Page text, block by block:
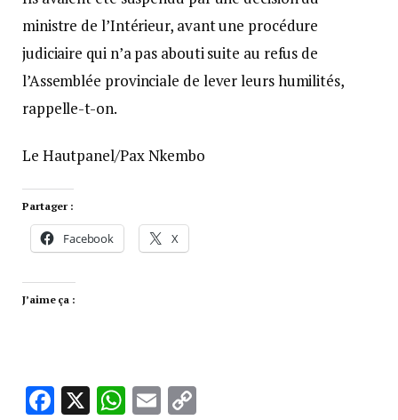
ministre de l’Intérieur, avant une procédure
judiciaire qui n’a pas abouti suite au refus de
l’Assemblée provinciale de lever leurs humilités,
rappelle-t-on.
Le Hautpanel/Pax Nkembo
Partager :
Facebook X
J’aime ça :
Facebook
X WhatsApp
Email